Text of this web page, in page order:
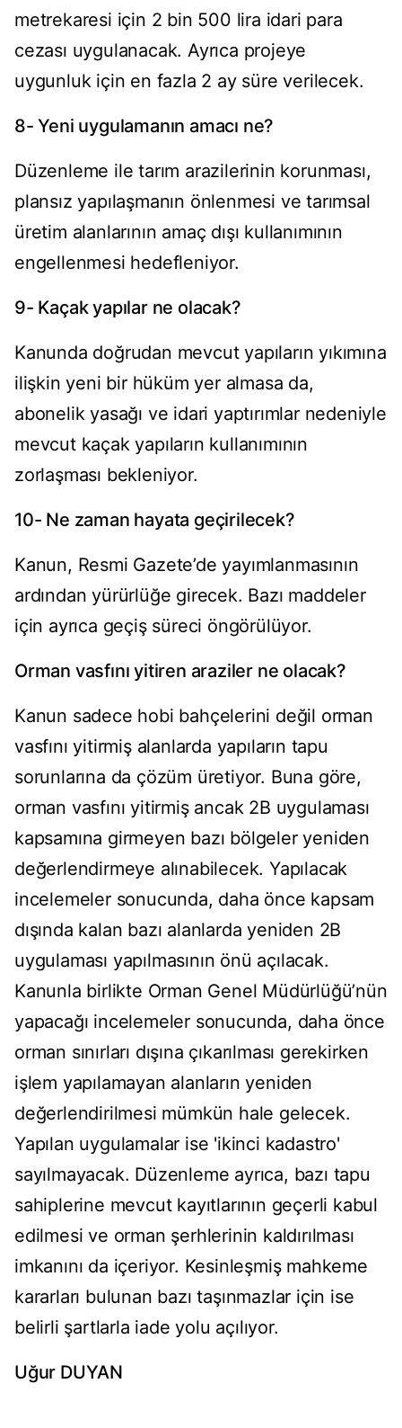
metrekaresi için 2 bin 500 lira idari para
cezası uygulanacak. Ayrıca projeye
uygunluk için en fazla 2 ay süre verilecek.
8- Yeni uygulamanın amacı ne?
Düzenleme ile tarım arazilerinin korunması,
plansız yapılaşmanın önlenmesi ve tarımsal
üretim alanlarının amaç dışı kullanımının
engellenmesi hedefleniyor.
9- Kaçak yapılar ne olacak?
Kanunda doğrudan mevcut yapıların yıkımına
ilişkin yeni bir hüküm yer almasa da,
abonelik yasağı ve idari yaptırımlar nedeniyle
mevcut kaçak yapıların kullanımının
zorlaşması bekleniyor.
10- Ne zaman hayata geçirilecek?
Kanun, Resmi Gazete’de yayımlanmasının
ardından yürürlüğe girecek. Bazı maddeler
için ayrıca geçiş süreci öngörülüyor.
Orman vasfını yitiren araziler ne olacak?
Kanun sadece hobi bahçelerini değil orman
vasfını yitirmiş alanlarda yapıların tapu
sorunlarına da çözüm üretiyor. Buna göre,
orman vasfını yitirmiş ancak 2B uygulaması
kapsamına girmeyen bazı bölgeler yeniden
değerlendirmeye alınabilecek. Yapılacak
incelemeler sonucunda, daha önce kapsam
dışında kalan bazı alanlarda yeniden 2B
uygulaması yapılmasının önü açılacak.
Kanunla birlikte Orman Genel Müdürlüğü’nün
yapacağı incelemeler sonucunda, daha önce
orman sınırları dışına çıkarılması gerekirken
işlem yapılamayan alanların yeniden
değerlendirilmesi mümkün hale gelecek.
Yapılan uygulamalar ise 'ikinci kadastro'
sayılmayacak. Düzenleme ayrıca, bazı tapu
sahiplerine mevcut kayıtlarının geçerli kabul
edilmesi ve orman şerhlerinin kaldırılması
imkanını da içeriyor. Kesinleşmiş mahkeme
kararları bulunan bazı taşınmazlar için ise
belirli şartlarla iade yolu açılıyor.
Uğur DUYAN